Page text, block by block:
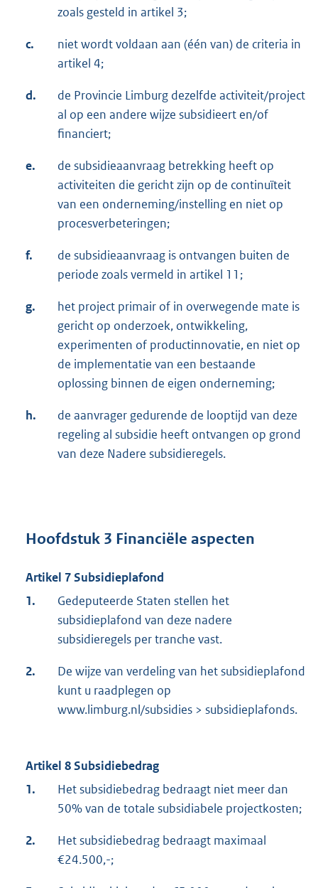
zoals gesteld in artikel 3;
c.
niet wordt voldaan aan (één van) de criteria in
artikel 4;
d.
de Provincie Limburg dezelfde activiteit/project
al op een andere wijze subsidieert en/of
financiert;
e.
de subsidieaanvraag betrekking heeft op
activiteiten die gericht zijn op de continuïteit
van een onderneming/instelling en niet op
procesverbeteringen;
f.
de subsidieaanvraag is ontvangen buiten de
periode zoals vermeld in artikel 11;
g.
het project primair of in overwegende mate is
gericht op onderzoek, ontwikkeling,
experimenten of productinnovatie, en niet op
de implementatie van een bestaande
oplossing binnen de eigen onderneming;
h.
de aanvrager gedurende de looptijd van deze
regeling al subsidie heeft ontvangen op grond
van deze Nadere subsidieregels.
Hoofdstuk 3 Financiële aspecten
Artikel 7 Subsidieplafond
1.
Gedeputeerde Staten stellen het
subsidieplafond van deze nadere
subsidieregels per tranche vast.
2.
De wijze van verdeling van het subsidieplafond
kunt u raadplegen op
www.limburg.nl/subsidies > subsidieplafonds.
Artikel 8 Subsidiebedrag
1.
Het subsidiebedrag bedraagt niet meer dan
50% van de totale subsidiabele projectkosten;
2.
Het subsidiebedrag bedraagt maximaal
€24.500,-;